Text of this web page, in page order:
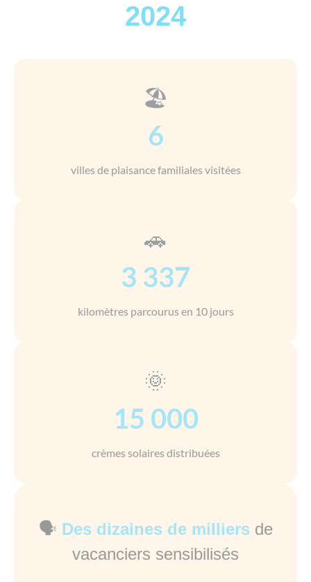
2024
🏖️
6
villes de plaisance familiales visitées
🚗
3 337
kilomètres parcourus en 10 jours
🌞
15 000
crèmes solaires distribuées
🗣️ Des dizaines de milliersde
vacanciers sensibilisés